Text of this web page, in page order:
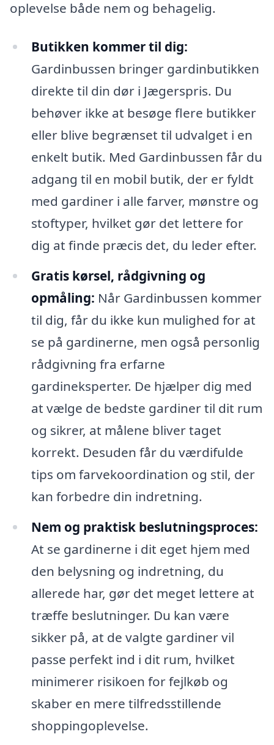
oplevelse både nem og behagelig.
Butikken kommer til dig:
Gardinbussen bringer gardinbutikken
direkte til din dør i Jægerspris. Du
behøver ikke at besøge flere butikker
eller blive begrænset til udvalget i en
enkelt butik. Med Gardinbussen får du
adgang til en mobil butik, der er fyldt
med gardiner i alle farver, mønstre og
stoftyper, hvilket gør det lettere for
dig at finde præcis det, du leder efter.
Gratis kørsel, rådgivning og
opmåling: Når Gardinbussen kommer
til dig, får du ikke kun mulighed for at
se på gardinerne, men også personlig
rådgivning fra erfarne
gardineksperter. De hjælper dig med
at vælge de bedste gardiner til dit rum
og sikrer, at målene bliver taget
korrekt. Desuden får du værdifulde
tips om farvekoordination og stil, der
kan forbedre din indretning.
Nem og praktisk beslutningsproces:
At se gardinerne i dit eget hjem med
den belysning og indretning, du
allerede har, gør det meget lettere at
træffe beslutninger. Du kan være
sikker på, at de valgte gardiner vil
passe perfekt ind i dit rum, hvilket
minimerer risikoen for fejlkøb og
skaber en mere tilfredsstillende
shoppingoplevelse.